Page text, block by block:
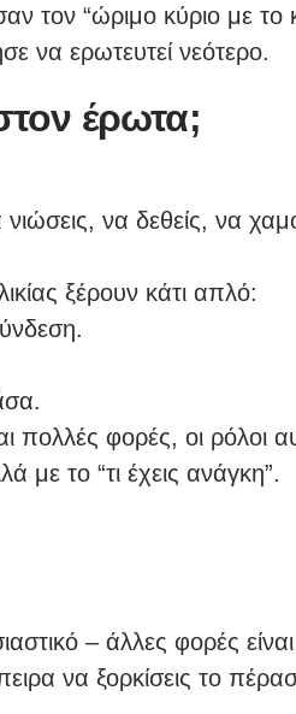
τον “ώριμο κύριο με το
να ερωτευτεί νεότερο.
έρωτα;
νιώσεις, να δεθείς, να
ξέρουν κάτι απλό:
πολλές φορές, οι ρόλοι
με το “τι έχεις ανάγκη”.
– άλλες φορές
να ξορκίσεις το